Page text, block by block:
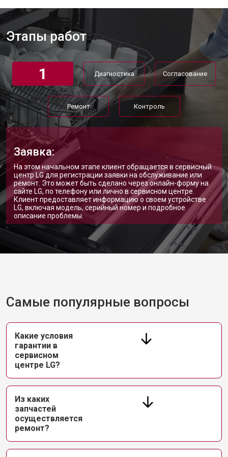
креплений, кнопок)
Ремонт платы управления
(восстановление)
Замена датчика мутности от 1900 ₽ Заказать
Замена датчика соли от 1100 ₽ Заказать
Замена заливного клапана от 1550 ₽
Замена расходомера от 1600 ₽
Замена разбрызгивателя
Замена пускового конденсатора
циркуляционного насоса
Замена проточного
нагревательного элемента
от 2000 ₽ Заказать
Замена прессостата от 1590 ₽ Заказать
Замена П-образного уплотнителя
дверцы
от 1600 ₽ Заказать
Замена нижнего уплотнителя
дверцы
Заказать
Замена заливного шланга с
машины LG
бесплатно Заказать
Этапы работ
1 Диагностика Согласование
Ремонт Контроль
Заявка:
На этом начальном этапе клиент обращается в сервисный
центр LG для регистрации заявки на обслуживание или
ремонт. Это может быть сделано через онлайн-форму на
сайте LG, по телефону или лично в сервисном центре.
Клиент предоставляет информацию о своем устройстве
LG, включая модель, серийный номер и подробное
описание проблемы.
Самые популярные вопросы
Какие условия
гарантии в
сервисном
центре LG?
Из каких
запчастей
осуществляется
ремонт?